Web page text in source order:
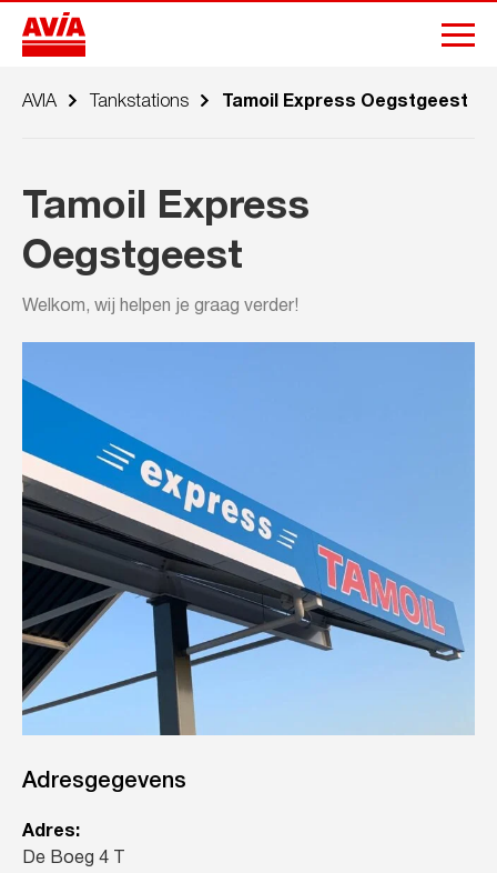
AVIA Tankstations Tamoil Express Oegstgeest
Tamoil Express
Oegstgeest
Welkom, wij helpen je graag verder!
Adresgegevens
Adres:
De Boeg 4 T